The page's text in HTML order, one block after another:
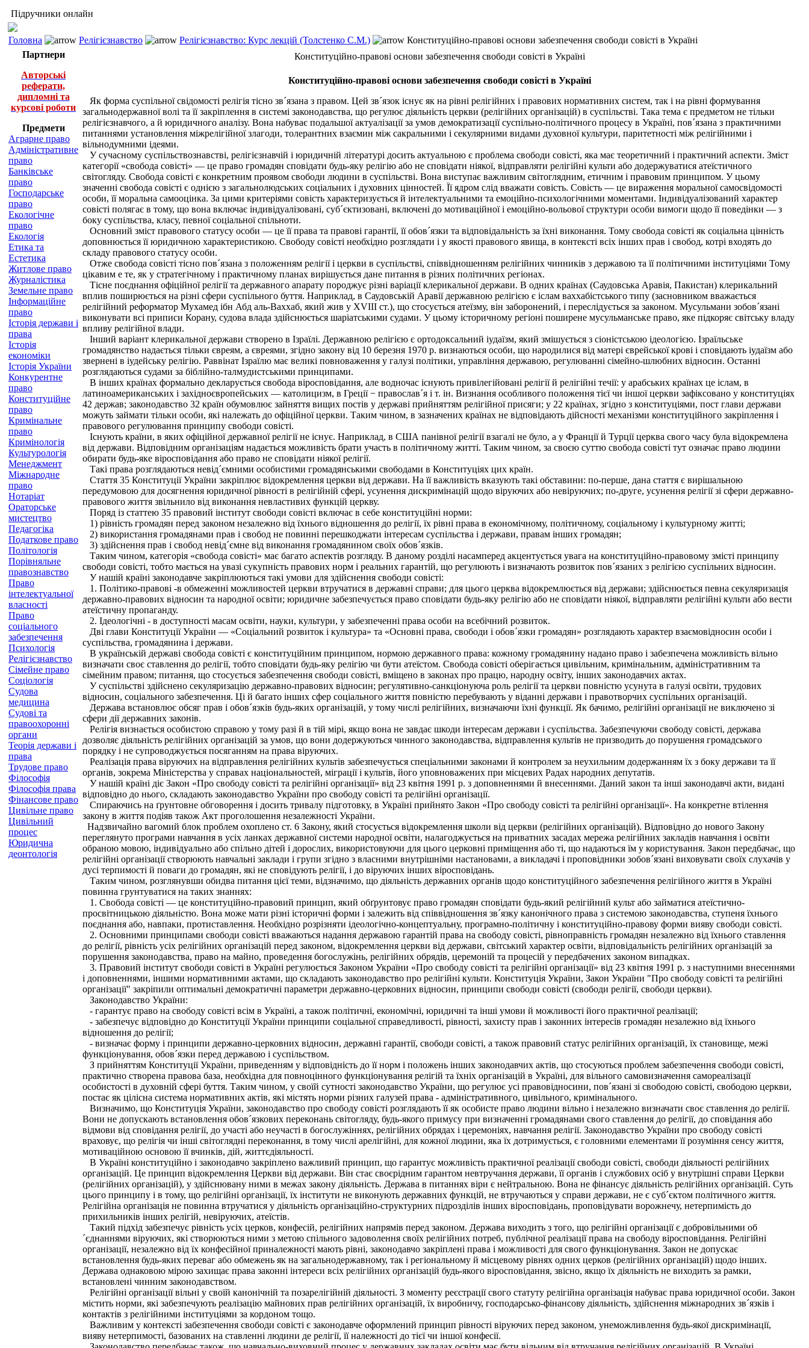
Підручники онлайн
Головна Релігієзнавство Релігієзнавство: Курс лекцій (Толстенко С.М.)
Конституційно-правові основи забезпечення свободи совісті в Україні
Партнери
Авторські
реферати,
дипломні та
курсові роботи
Предмети
Аграрне право
Адміністративне
право
Банківське
право
Господарське
право
Екологічне
право
Екологія
Етика та
Естетика
Житлове право
Журналістика
Земельне право
Інформаційне
право
Історія держави і
права
Історія
економіки
Історія України
Конкурентне
право
Конституційне
право
Кримінальне
право
Кримінологія
Культурологія
Менеджмент
Міжнародне
право
Нотаріат
Ораторське
мистецтво
Педагогіка
Податкове право
Політологія
Порівняльне
правознавство
Право
інтелектуальної
власності
Право
соціального
забезпечення
Психологія
Релігієзнавство
Сімейне право
Соціологія
Судова
медицина
Судові та
правоохоронні
органи
Теорія держави і
права
Трудове право
Філософія
Філософія права
Фінансове право
Цивільне право
Цивільний
процес
Юридична
деонтологія
Конституційно-правові основи забезпечення свободи совісті в Україні
Конституційно-правові основи забезпечення свободи совісті в Україні
Як форма суспільної свідомості релігія тісно зв´язана з правом. Цей зв´язок існує як на рівні релігійних і правових нормативних систем, так і на рівні формування
загальнодержавної волі та її закріплення в системі законодавства, що регулює діяльність церкви (релігійних організацій) в суспільстві. Така тема є предметом не тільки
релігієзнавчого, а й юридичного аналізу. Вона набуває подальшої актуалізації за умов демократизації суспільно-політичного процесу в Україні, пов´язана з практичними
питаннями установлення міжрелігійної злагоди, толерантних взаємин між сакральними і секулярними видами духовної культури, паритетності між релігійними і
вільнодумними ідеями.
У сучасному суспільствознавстві, релігієзнавчій і юридичній літературі досить актуальною є проблема свободи совісті, яка має теоретичний і практичний аспекти. Зміст
категорії «свобода совісті» — це право громадян сповідати будь-яку релігію або не сповідати ніякої, відправляти релігійні культи або додержуватися атеїстичного
світогляду. Свобода совісті є конкретним проявом свободи людини в суспільстві. Вона виступає важливим світоглядним, етичним і правовим принципом. У цьому
значенні свобода совісті є однією з загальнолюдських соціальних і духовних цінностей. Її ядром слід вважати совість. Совість — це вираження моральної самосвідомості
особи, її моральна самооцінка. За цими критеріями совість характеризується й інтелектуальними та емоційно-психологічними моментами. Індивідуалізований характер
совісті полягає в тому, що вона включає індивідуалізовані, суб´єктизовані, включені до мотиваційної і емоційно-вольової структури особи вимоги щодо її поведінки — з
боку суспільства, класу, певної соціальної спільноти.
Основний зміст правового статусу особи — це її права та правові гарантії, її обов´язки та відповідальність за їхні виконання. Тому свобода совісті як соціальна цінність
доповнюється її юридичною характеристикою. Свободу совісті необхідно розглядати і у якості правового явища, в контексті всіх інших прав і свобод, котрі входять до
складу правового статусу особи.
Отже свобода совісті тісно пов´язана з положенням релігії і церкви в суспільстві, співвідношенням релігійних чинників з державою та її політичними інституціями Тому
цікавим е те, як у стратегічному і практичному планах вирішується дане питання в різних політичних регіонах.
Тісне поєднання офіційної релігії та державного апарату породжує різні варіації клерикальної держави. В одних країнах (Саудовська Аравія, Пакистан) клерикальний
вплив поширюється на різні сфери суспільного буття. Наприклад, в Саудовській Аравії державною релігією є іслам ваххабістського типу (засновником вважається
релігійний реформатор Мухамед ібн Абд аль-Ваххаб, який жив у XVIII ст.), що стосується атеїзму, він заборонений, і переслідується за законом. Мусульмани зобов´язані
виконувати всі приписи Корану, судова влада здійснюється шаріатськими судами. У цьому історичному регіоні поширене мусульманське право, яке підкоряє світську владу
впливу релігійної влади.
Інший варіант клерикальної держави створено в Ізраїлі. Державною релігією є ортодоксальний іудаїзм, який змішується з сіоністською ідеологією. Ізраїльське
громадянство надається тільки євреям, а євреями, згідно закону від 10 березня 1970 р. визнаються особи, що народилися від матері єврейської крові і сповідають іудаїзм або
звернені в іудейську релігію. Раввінат Ізраїлю має великі повноваження у галузі політики, управління державою, регулюванні сімейно-шлюбних відносин. Останні
розглядаються судами за біблійно-талмудистськими принципами.
В інших країнах формально декларується свобода віросповідання, але водночас існують привілегійовані релігії й релігійні течії: у арабських країнах це іслам, в
латиноамериканських і західноєвропейських — католицизм, в Греції − православ´я і т. ін. Визнання особливого положення тієї чи іншої церкви зафіксовано у конституціях
42 держав; законодавство 32 країн обумовлює зайняття вищих постів у державі прийняттям релігійної присяги; у 22 країнах, згідно з конституціями, пост глави держави
можуть займати тільки особи, які належать до офіційної церкви. Таким чином, в зазначених країнах не відповідають дійсності механізми конституційного закріплення і
правового регулювання принципу свободи совісті.
Існують країни, в яких офіційної державної релігії не існує. Наприклад, в США панівної релігії взагалі не було, а у Франції й Турції церква свого часу була відокремлена
від держави. Відповідним організаціям надається можливість брати участь в політичному житті. Таким чином, за своєю суттю свобода совісті тут означає право людини
обирати будь-яке віросповідання або право не сповідати ніякої релігії.
Такі права розглядаються невід´ємними особистими громадянськими свободами в Конституціях цих країн.
Стаття 35 Конституції України закріплює відокремлення церкви від держави. На її важливість вказують такі обставини: по-перше, дана стаття є вирішальною
передумовою для досягнення юридичної рівності в релігійній сфері, усунення дискримінацій щодо віруючих або невіруючих; по-друге, усунення релігії зі сфери державно-
правового життя звільнило від виконання невластивих функцій церкву.
Поряд із статтею 35 правовий інститут свободи совісті включає в себе конституційні норми:
1) рівність громадян перед законом незалежно від їхнього відношення до релігії, їх рівні права в економічному, політичному, соціальному і культурному житті;
2) використання громадянами прав і свобод не повинні перешкоджати інтересам суспільства і держави, правам інших громадян;
3) здійснення прав і свобод невід´ємне від виконання громадянином своїх обов´язків.
Таким чином, категорія «свобода совісті» має багато аспектів розгляду. В даному розділі насамперед акцентується увага на конституційно-правовому змісті принципу
свободи совісті, тобто мається на увазі сукупність правових норм і реальних гарантій, що регулюють і визначають розвиток пов´язаних з релігією суспільних відносин.
У нашій країні законодавче закріплюються такі умови для здійснення свободи совісті:
1. Політико-правові -в обмеженні можливостей церкви втручатися в державні справи; для цього церква відокремлюється від держави; здійснюється певна секуляризація
державно-правових відносин та народної освіти; юридичне забезпечується право сповідати будь-яку релігію або не сповідати ніякої, відправляти релігійні культи або вести
атеїстичну пропаганду.
2. Ідеологічні - в доступності масам освіти, науки, культури, у забезпеченні права особи на всебічний розвиток.
Дві глави Конституції України — «Соціальний розвиток і культура» та «Основні права, свободи і обов´язки громадян» розглядають характер взаємовідносин особи і
суспільства, громадянина і держави.
В українській державі свобода совісті є конституційним принципом, нормою державного права: кожному громадянину надано право і забезпечена можливість вільно
визначати своє ставлення до релігії, тобто сповідати будь-яку релігію чи бути атеїстом. Свобода совісті оберігається цивільним, кримінальним, адміністративним та
сімейним правом; питання, що стосується забезпечення свободи совісті, вміщено в законах про працю, народну освіту, інших законодавчих актах.
У суспільстві здійснено секуляризацію державно-правових відносин; регулятивно-санкціонуюча роль релігії та церкви повністю усунута в галузі освіти, трудових
відносин, соціального забезпечення. Ці й багато інших сфер соціального життя повністю перебувають у віданні держави і правотворчих суспільних організацій.
Держава встановлює обсяг прав і обов´язків будь-яких організацій, у тому числі релігійних, визначаючи їхні функції. Як бачимо, релігійні організації не виключено зі
сфери дії державних законів.
Релігія визнається особистою справою у тому разі й в тій мірі, якщо вона не завдає шкоди інтересам держави і суспільства. Забезпечуючи свободу совісті, держава
дозволяє діяльність релігійних організацій за умов, що вони додержуються чинного законодавства, відправлення культів не призводить до порушення громадського
порядку і не супроводжується посяганням на права віруючих.
Реалізація права віруючих на відправлення релігійних культів забезпечується спеціальними законами й контролем за неухильним додержанням їх з боку держави та її
органів, зокрема Міністерства у справах національностей, міграції і культів, його уповноважених при місцевих Радах народних депутатів.
У нашій країні діє Закон «Про свободу совісті та релігійні організації» від 23 квітня 1991 р. з доповненнями й внесеннями. Даний закон та інші законодавчі акти, видані
відповідно до нього, складають законодавство України про свободу совісті та релігійні організації.
Спираючись на ґрунтовне обговорення і досить тривалу підготовку, в Україні прийнято Закон «Про свободу совісті та релігійні організації». На конкретне втілення
закону в життя подіяв також Акт проголошення незалежності України.
Надзвичайно вагомий блок проблем охоплено ст. 6 Закону, який стосується відокремлення школи від церкви (релігійних організацій). Відповідно до нового Закону
переглянуто програми навчання в усіх ланках державної системи народної освіти, налагоджується на приватних засадах мережа релігійних закладів навчання і освіти
обраною мовою, індивідуально або спільно дітей і дорослих, використовуючи для цього церковні приміщення або ті, що надаються їм у користування. Закон передбачає, що
релігійні організації створюють навчальні заклади і групи згідно з власними внутрішніми настановами, а викладачі і проповідники зобов´язані виховувати своїх слухачів у
дусі терпимості й поваги до громадян, які не сповідують релігії, і до віруючих інших віросповідань.
Таким чином, розглянувши обидва питання цієї теми, відзначимо, що діяльність державних органів щодо конституційного забезпечення релігійного життя в Україні
повинна грунтуватися на таких знаннях:
1. Свобода совісті — це конституційно-правовий принцип, який обґрунтовує право громадян сповідати будь-який релігійний культ або займатися атеїстично-
просвітницькою діяльністю. Вона може мати різні історичні форми і залежить від співвідношення зв´язку канонічного права з системою законодавства, ступеня їхнього
поєднання або, навпаки, протиставлення. Необхідно розрізняти ідеологічно-концептуальну, програмно-політичну і конституційно-правову форми вияву свободи совісті.
2. Основними принципами свободи совісті вважаються надання державою гарантій права на свободу совісті, рівноправність громадян незалежно від їхнього ставлення
до релігії, рівність усіх релігійних організацій перед законом, відокремлення церкви від держави, світський характер освіти, відповідальність релігійних організацій за
порушення законодавства, право на майно, проведення богослужінь, релігійних обрядів, церемоній та процесій у передбачених законом випадках.
3. Правовий інститут свободи совісті в Україні регулюється Законом України «Про свободу совісті та релігійні організації» від 23 квітня 1991 р. з наступними внесеннями
і доповненнями, іншими нормативними актами, що складають законодавство про релігійні культи. Конституція України, Закон України "Про свободу совісті та релігійні
організації" закріпили оптимальні демократичні параметри державно-церковних відносин, принципи свободи совісті (свободи релігії, свободи церкви).
Законодавство України:
- гарантує право на свободу совісті всім в Україні, а також політичні, економічні, юридичні та інші умови й можливості його практичної реалізації;
- забезпечує відповідно до Конституції України принципи соціальної справедливості, рівності, захисту прав і законних інтересів громадян незалежно від їхнього
відношення до релігії;
- визначає форму і принципи державно-церковних відносин, державні гарантії, свободи совісті, а також правовий статус релігійних організацій, їх становище, межі
функціонування, обов´язки перед державою і суспільством.
З прийняттям Конституції України, приведенням у відповідність до її норм і положень інших законодавчих актів, що стосуються проблем забезпечення свободи совісті,
практично створена правова база, необхідна для повноцінного функціонування релігій та їхніх організацій в Україні, для вільного самовизначення самореалізації
особистості в духовній сфері буття. Таким чином, у своїй сутності законодавство України, що регулює усі правовідносини, пов´язані зі свободою совісті, свободою церкви,
постає як цілісна система нормативних актів, які містять норми різних галузей права - адміністративного, цивільного, кримінального.
Визначимо, що Конституція України, законодавство про свободу совісті розглядають її як особисте право людини вільно і незалежно визначати своє ставлення до релігії.
Вони не допускають встановлення обов´язкових переконань світогляду, будь-якого примусу при визначенні громадянами свого ставлення до релігії, до сповідання або
відмови від сповідання релігії, до участі або неучасті в богослужіннях, релігійних обрядах і церемоніях, навчання релігії. Законодавство України про свободу совісті
враховує, що релігія чи інші світоглядні переконання, в тому числі арелігійні, для кожної людини, яка їх дотримується, є головними елементами її розуміння сенсу життя,
мотиваційною основою її вчинків, дій, життєдіяльності.
В Україні конституційно і законодавчо закріплено важливий принцип, що гарантує можливість практичної реалізації свободи совісті, свободи діяльності релігійних
організацій. Це принцип відокремлення Церкви від держави. Він стає своєрідним гарантом невтручання держави, її органів і службових осіб у внутрішні справи Церкви
(релігійних організацій), у здійснювану ними в межах закону діяльність. Держава в питаннях віри є нейтральною. Вона не фінансує діяльність релігійних організацій. Суть
цього принципу і в тому, що релігійні організації, їх інститути не виконують державних функцій, не втручаються у справи держави, не є суб´єктом політичного життя.
Релігійна організація не повинна втручатися у діяльність організаційно-структурних підрозділів інших віросповідань, проповідувати ворожнечу, нетерпимість до
прихильників інших релігій, невіруючих, атеїстів.
Такий підхід забезпечує рівність усіх церков, конфесій, релігійних напрямів перед законом. Держава виходить з того, що релігійні організації є добровільними об
´єднаннями віруючих, які створюються ними з метою спільного задоволення своїх релігійних потреб, публічної реалізації права на свободу віросповідання. Релігійні
організації, незалежно від їх конфесійної приналежності мають рівні, законодавчо закріплені права і можливості для свого функціонування. Закон не допускає
встановлення будь-яких переваг або обмежень як на загальнодержавному, так і регіональному й місцевому рівнях одних церков (релігійних організацій) щодо інших.
Держава однаковою мірою захищає права законні інтереси всіх релігійних організацій будь-якого віросповідання, звісно, якщо їх діяльність не виходить за рамки,
встановлені чинним законодавством.
Релігійні організації вільні у своїй канонічній та позарелігійній діяльності. З моменту реєстрації свого статуту релігійна організація набуває права юридичної особи. Закон
містить норми, які забезпечують реалізацію майнових прав релігійних організацій, їх виробничу, господарсько-фінансову діяльність, здійснення міжнародних зв´язків і
контактів з релігійними інституціями за кордоном тощо.
Важливим у контексті забезпечення свободи совісті є законодавче оформлений принцип рівності віруючих перед законом, унеможливлення будь-якої дискримінації,
вияву нетерпимості, базованих на ставленні людини де релігії, її належності до тієї чи іншої конфесії.